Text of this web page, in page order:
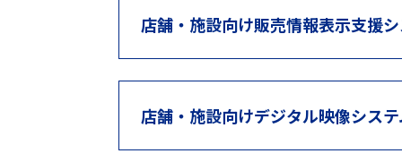
2026年7月25日 再加熱キャビネット／カート
店舗・施設向け販売情報表示支援
店舗・施設向けデジタル映像システ